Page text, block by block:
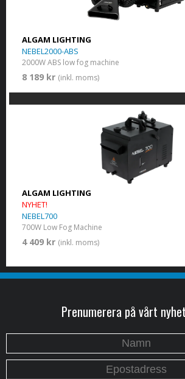
ALGAM LIGHTING
NEBEL2000-ABS
2000W ABS low fog machine
8 189 kr (inkl. moms)
ALGAM LIGHTING
NYHET!
NEBEL700
700W Low Fog Machine
4 409 kr (inkl. moms)
Prenumerera på vårt